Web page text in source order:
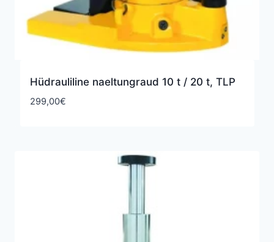
Hüdrauliline naeltungraud 10 t / 20 t, TLP
299,00€